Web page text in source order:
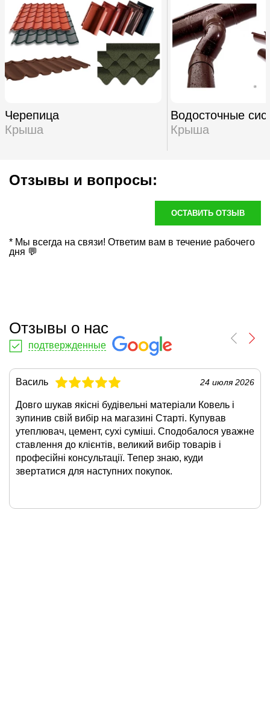
Черепица
Крыша
Водосточные
Крыша
Отзывы и вопросы:
ОСТАВИТЬ ОТЗЫВ
* Мы всегда на связи! Ответим вам в течение рабочего
дня 💬
Отзывы о нас
подтвержденные
Василь 24 июля 2026
Довго шукав якісні будівельні матеріали Ковель і
зупинив свій вибір на магазині Старті. Купував
утеплювач, цемент, сухі суміші. Сподобалося уважне
ставлення до клієнтів, великий вибір товарів і
професійні консультації. Тепер знаю, куди
звертатися для наступних покупок.